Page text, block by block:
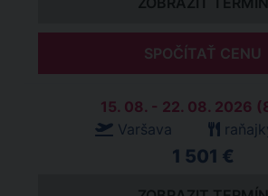
SPOČÍTAŤ CENU
15. 08. - 22. 08. 2026
Varšava
1 501 €